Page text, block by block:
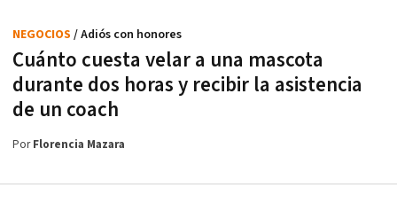
Cuánto cuesta velar a una mascota
durante dos horas y recibir la asistencia
de un coach
NEGOCIOS / Adiós con honores
PorFlorencia Mazara